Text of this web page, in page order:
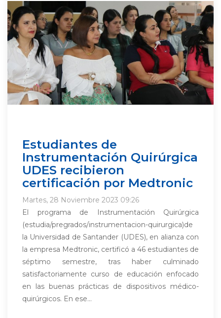
Estudiantes de
Instrumentación Quirúrgica
UDES recibieron
certificación por Medtronic
Martes, 28 Noviembre 2023 09:26
El programa de Instrumentación Quirúrgica
(estudia/pregrados/instrumentacion-quirurgica)de
la Universidad de Santander (UDES), en alianza con
la empresa Medtronic, certificó a 46 estudiantes de
séptimo semestre, tras haber culminado
satisfactoriamente curso de educación enfocado
en las buenas prácticas de dispositivos médico-
quirúrgicos. En ese...